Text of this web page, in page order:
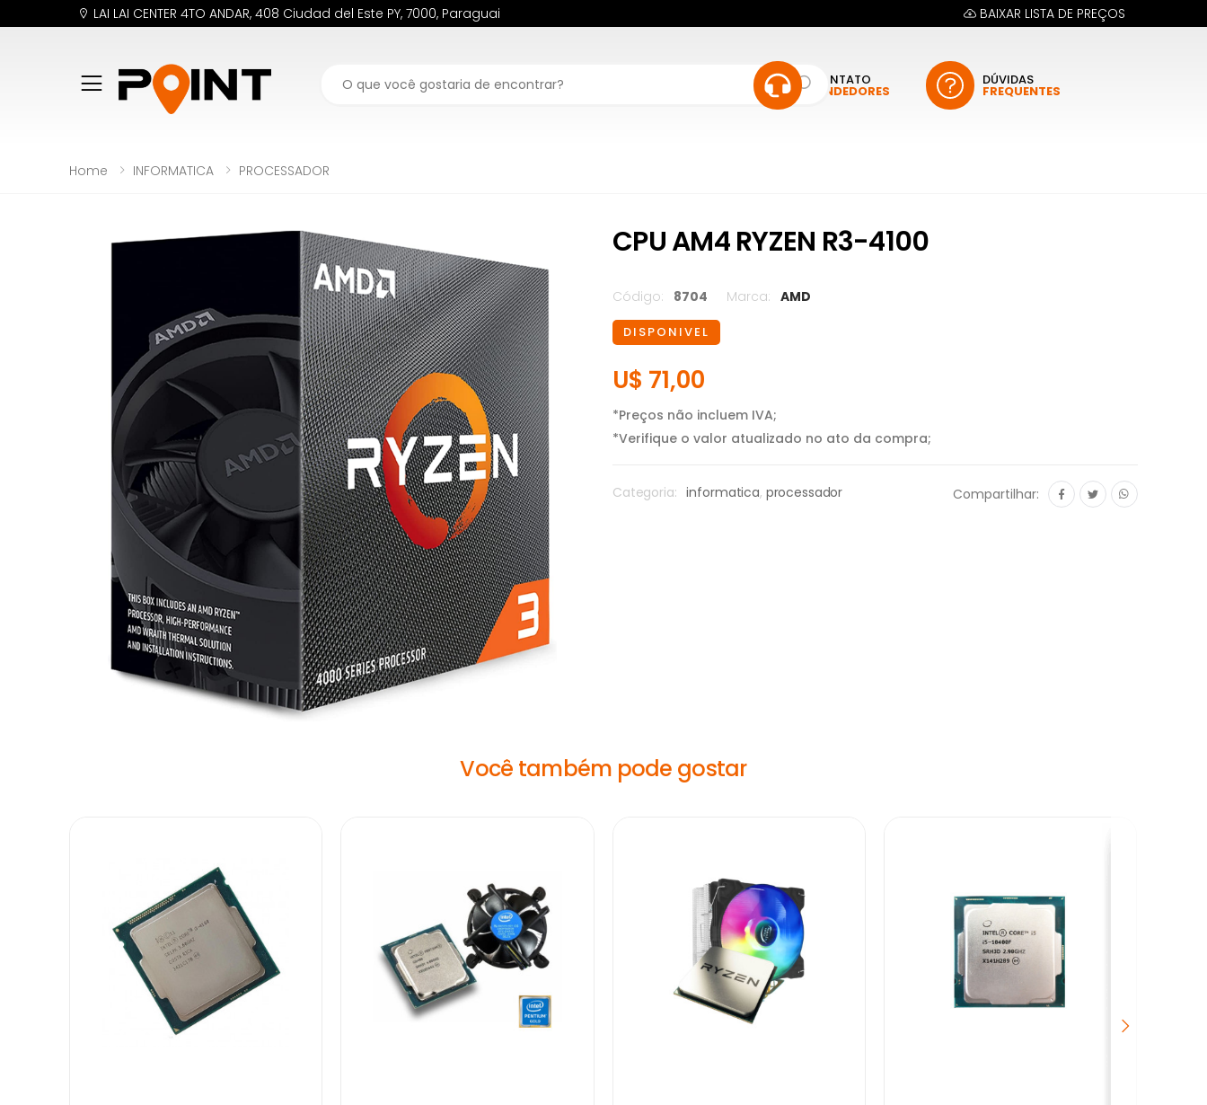
LAI LAI CENTER 4TO ANDAR, 408 Ciudad del Este PY, 7000, Paraguai BAIXAR LISTA DE PREÇOS
CONTATO
VENDEDORES
DÚVIDAS
FREQUENTES
Home INFORMATICA PROCESSADOR
CPU AM4 RYZEN R3-4100
Código: 8704 Marca: AMD
DISPONIVEL
U$ 71,00
*Preços não incluem IVA;
*Verifique o valor atualizado no ato da compra;
Categoria: informatica, processador Compartilhar:
Você também pode gostar